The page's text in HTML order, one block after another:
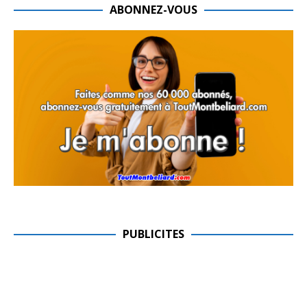
ABONNEZ-VOUS
PUBLICITES